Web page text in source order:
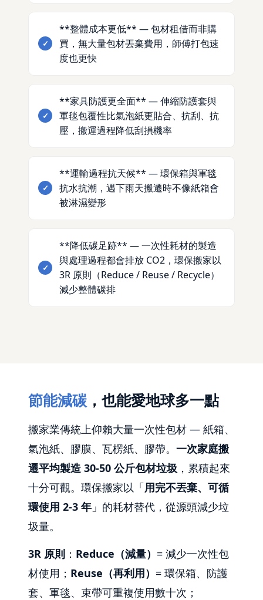
**整體成本更低** — 包材租借而非購
買，無大量包材丟棄費用，師傅打包速
度也更快
**家具防護更全面** — 伸縮防護套與
軍毯包覆性比氣泡紙更貼合、抗刮、抗
壓，搬運過程降低刮損機率
**運輸過程抗天候** — 環保箱與軍毯
抗水抗潮，遇下雨天搬遷時不像紙箱會
被淋濕變形
**降低碳足跡** — 一次性耗材的製造
與處理過程都會排放 CO2，環保搬家以
3R 原則（Reduce / Reuse / Recycle）
減少整體碳排
節能減碳 ，也能愛地球多一點
搬家業傳統上仰賴大量一次性包材 — 紙箱、
氣泡紙、膠膜、瓦楞紙、膠帶。 一次家庭搬
遷平均製造 30-50 公斤包材垃圾 ，累積起來
十分可觀。環保搬家以「用完不丟棄、可循
環使用 2-3 年 」的耗材替代，從源頭減少垃
圾量。
3R 原則 ： Reduce（減量） = 減少一次性包
材使用； Reuse（再利用） = 環保箱、防護
套、軍毯、束帶可重複使用數十次；